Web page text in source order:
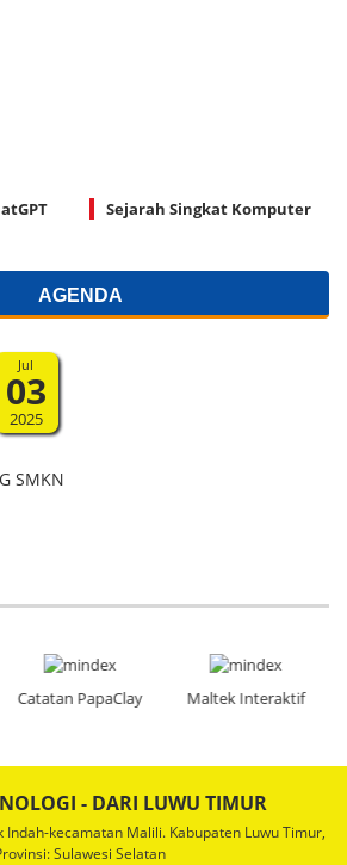
Sejarah Singkat Komputer
AGENDA
Jul
03
2025
SMKN
Catatan PapaClay Maltek Interaktif
- DARI LUWU TIMUR
Indah-kecamatan Malili. Kabupaten Luwu Timur,
Sulawesi Selatan